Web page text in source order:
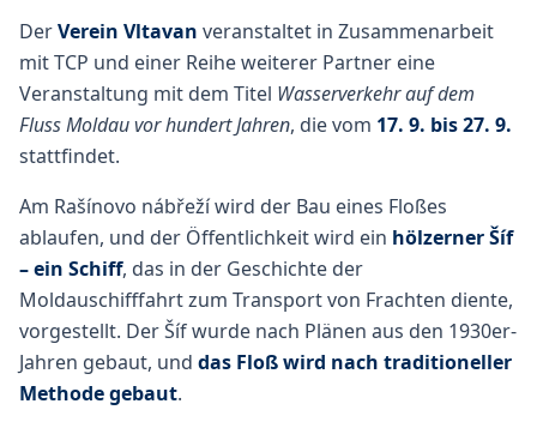
DerVerein Vltavan veranstaltet in Zusammenarbeit
mit TCP und einer Reihe weiterer Partner eine
Veranstaltung mit dem Titel Wasserverkehr auf dem
Fluss Moldau vor hundert Jahren, die vom 17. 9. bis 27. 9.
stattfindet.
Am Rašínovo nábřeží wird der Bau eines Floßes
ablaufen, und der Öffentlichkeit wird ein hölzerner Šíf
– ein Schiff, das in der Geschichte der
Moldauschifffahrt zum Transport von Frachten diente,
vorgestellt. Der Šíf wurde nach Plänen aus den 1930er-
Jahren gebaut, und das Floß wird nach traditioneller
Methode gebaut.